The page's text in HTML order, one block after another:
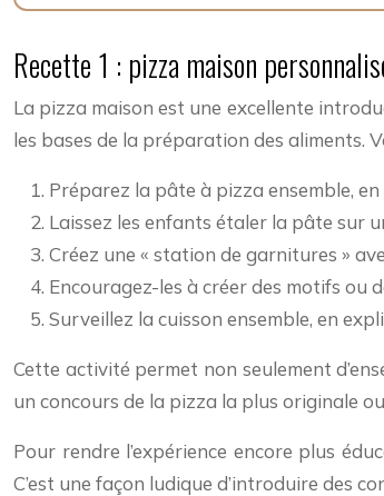
Recette 1 : pizza maison
La pizza maison est une excellente
les bases de la préparation des aliments.
Préparez la pâte à pizza ensemble,
Laissez les enfants étaler la pâte sur
Créez une « station de garnitures »
Encouragez-les à créer des motifs ou
Surveillez la cuisson ensemble, en
Cette activité permet non seulement
un concours de la pizza la plus originale
Pour rendre l’expérience encore plus
C’est une façon ludique d’introduire des